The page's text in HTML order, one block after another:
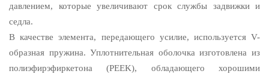
давлением, которые увеличивают срок службы задвижки и
седла.
В качестве элемента, передающего усилие, используется V-
образная пружина. Уплотнительная оболочка изготовлена из
полиэфирэфиркетона (PEEK), обладающего хорошими